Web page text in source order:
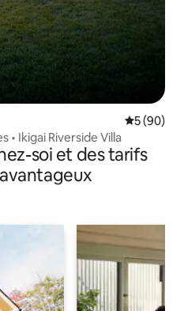
5 (90)
• Ikigai Riverside Villa
soi et des tarifs